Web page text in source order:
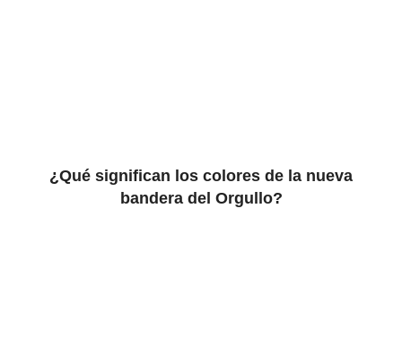
¿Qué significan los colores de la nueva
bandera del Orgullo?